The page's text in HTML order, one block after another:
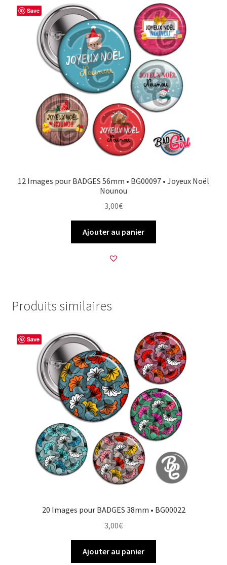
Save
12 Images pour BADGES 56mm • BG00097 • Joyeux Noël
Nounou
3,00€
Ajouter au panier
Produits similaires
Save
20 Images pour BADGES 38mm • BG00022
3,00€
Ajouter au panier